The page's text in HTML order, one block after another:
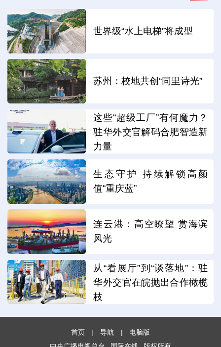
世界级“水上电梯”将成型
苏州：校地共创“同里诗光”
这些“超级工厂”有何魔力？
驻华外交官解码合肥智造新
力量
生态守护 持续解锁高颜
值“重庆蓝”
连云港：高空瞭望 赏海滨
风光
从“看展厅”到“谈落地”：驻
华外交官在皖抛出合作橄榄
枝
首页 | 导航 |
电脑版